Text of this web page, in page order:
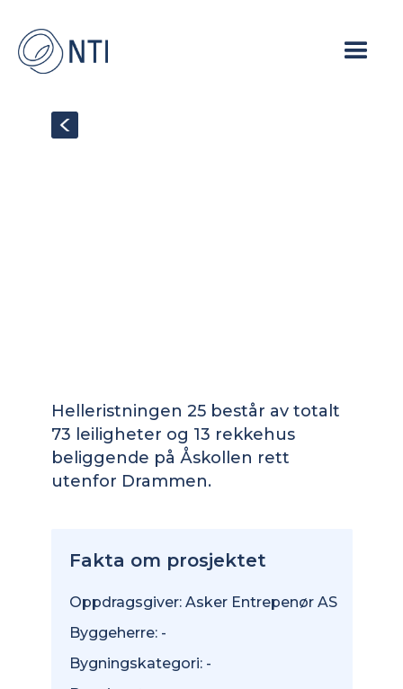
Helleristningen 25 består av totalt
73 leiligheter og 13 rekkehus
beliggende på Åskollen rett
utenfor Drammen.
Fakta om prosjektet
Oppdragsgiver: Asker Entrepenør AS
Byggeherre: -
Bygningskategori: -